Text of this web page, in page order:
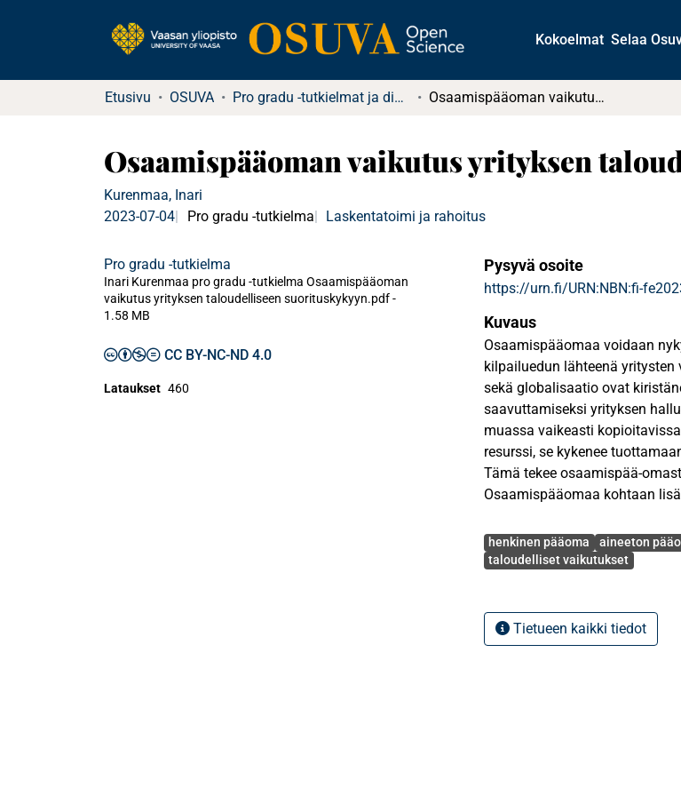
Kokoelmat Selaa
Etusivu OSUVA Pro gradu -tutkielmat ja diplomityöt Osaamispääoman vaikutus yrityksen taloudelliseen suorituskykyyn
Osaamispääoman vaikutus yrityksen
Kurenmaa, Inari
2023-07-04
Pro gradu -tutkielma Laskentatoimi ja rahoitus
Pro gradu -tutkielma
Inari Kurenmaa pro gradu -tutkielma Osaamispääoman
vaikutus yrityksen taloudelliseen suorituskykyyn.pdf -
1.58 MB
CC BY-NC-ND 4.0
Lataukset 460
Pysyvä osoite
https://urn.fi/URN:NBN:fi-
Kuvaus
Osaamispääomaa voidaan
kilpailuedun lähteenä
sekä globalisaatio ovat
saavuttamiseksi yrityksen
muassa vaikeasti
resurssi, se kykenee
Tämä tekee osaamispää-
Osaamispääomaa kohtaan
kyenneet löytämään
yrityksen taloudelliseen
vaikutusta yrityksen
syvennyttiin ensin
Avainsanat
henkinen pääoma aineeton
taloudelliset vaikutukset
Tietueen kaikki tiedot